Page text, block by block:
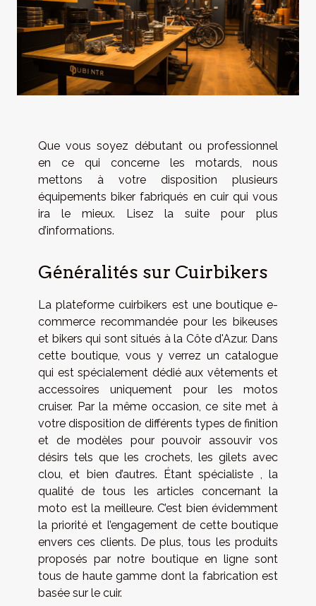
Que vous soyez débutant ou professionnel
en ce qui concerne les motards, nous
mettons à votre disposition plusieurs
équipements biker fabriqués en cuir qui vous
ira le mieux. Lisez la suite pour plus
d’informations.
Généralités sur Cuirbikers
La plateformecuirbikers est une boutique e-
commerce recommandée pour les bikeuses
et bikers qui sont situés à la Côte d'Azur. Dans
cette boutique, vous y verrez un catalogue
qui est spécialement dédié aux vêtements et
accessoires uniquement pour les motos
cruiser. Par la même occasion, ce site met à
votre disposition de différents types de finition
et de modèles pour pouvoir assouvir vos
désirs tels que les crochets, les gilets avec
clou, et bien d’autres. Étant spécialiste , la
qualité de tous les articles concernant la
moto est la meilleure. C’est bien évidemment
la priorité et l’engagement de cette boutique
envers ces clients. De plus, tous les produits
proposés par notre boutique en ligne sont
tous de haute gamme dont la fabrication est
basée sur le cuir.